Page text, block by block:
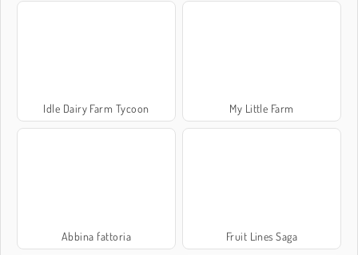
Idle Dairy Farm Tycoon My Little Farm
Abbina fattoria Fruit Lines Saga